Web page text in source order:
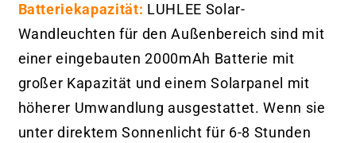
Batteriekapazität: LUHLEE Solar-
Wandleuchten für den Außenbereich sind mit
einer eingebauten 2000mAh Batterie mit
großer Kapazität und einem Solarpanel mit
höherer Umwandlung ausgestattet. Wenn sie
unter direktem Sonnenlicht für 6-8 Stunden